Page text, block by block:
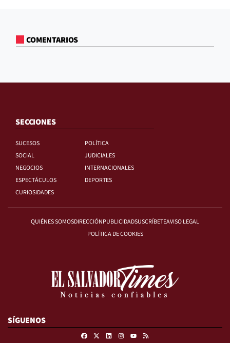
COMENTARIOS
SECCIONES
SUCESOS
POLÍTICA
SOCIAL
JUDICIALES
NEGOCIOS
INTERNACIONALES
ESPECTÁCULOS
DEPORTES
CURIOSIDADES
QUIÉNES SOMOSDIRECCIÓNPUBLICIDADSUSCRÍBETEAVISO LEGAL
POLÍTICA DE COOKIES
SÍGUENOS
FacebookLinkedinInstagram